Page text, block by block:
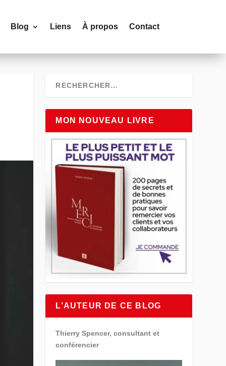
Blog Liens À propos Contact
MON NOUVEAU LIVRE
L’AUTEUR DE CE BLOG
Thierry Spencer, consultant et
conférencier